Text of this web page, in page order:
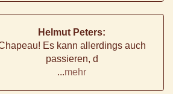
Helmut Peters:
Es kann allerdings auch
passieren, d
...mehr